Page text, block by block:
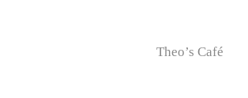
Theo’s Café